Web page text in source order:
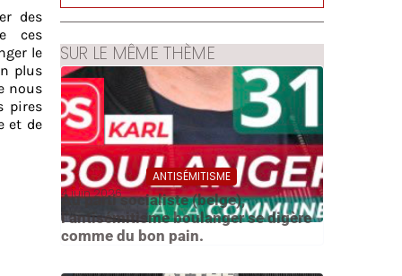
des
ces
le
plus
nous
pires
et de
SUR LE MÊME THÈME
ANTISÉMITISME
4 juin 2026
Au parti socialiste (belge),
l’antisémitisme boulanger se digère
comme du bon pain.